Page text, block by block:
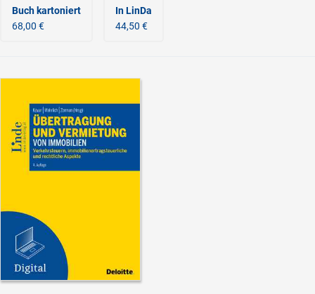
Buch kartoniert
68,00 €
In LinDa
44,50 €